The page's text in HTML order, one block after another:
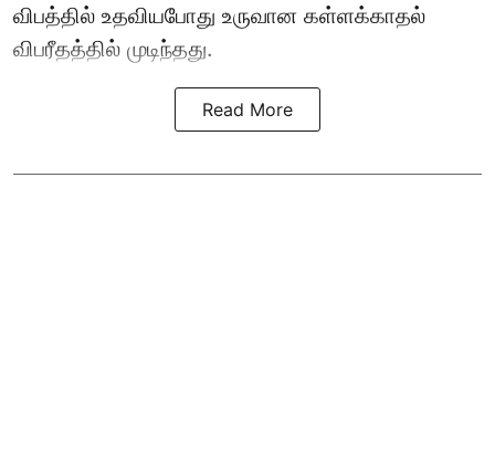
விபத்தில் உதவியபோது உருவான கள்ளக்காதல்
விபரீதத்தில் முடிந்தது.
Read More